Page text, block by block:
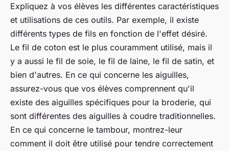
Expliquez à vos élèves les différentes caractéristiques
et utilisations de ces outils. Par exemple, il existe
différents types de fils en fonction de l'effet désiré.
Le fil de coton est le plus couramment utilisé, mais il
y a aussi le fil de soie, le fil de laine, le fil de satin, et
bien d'autres. En ce qui concerne les aiguilles,
assurez-vous que vos élèves comprennent qu'il
existe des aiguilles spécifiques pour la broderie, qui
sont différentes des aiguilles à coudre traditionnelles.
En ce qui concerne le tambour, montrez-leur
comment il doit être utilisé pour tendre correctement